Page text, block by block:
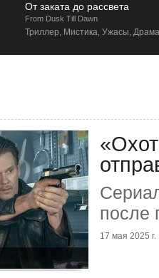
От заката до рассвета
From Dusk Till Dawn
Триллер, Мистика, Ужасы, Драма
после
17 мая 2025 г.